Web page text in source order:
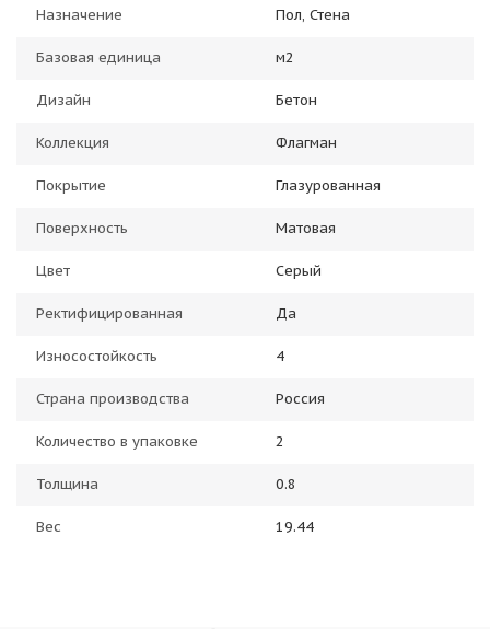
Назначение Пол, Стена
Базовая единица м2
Дизайн Бетон
Коллекция Флагман
Покрытие Глазурованная
Поверхность Матовая
Цвет Серый
Ректифицированная Да
Износостойкость 4
Страна производства Россия
Количество в упаковке 2
Толщина 0.8
Вес 19.44